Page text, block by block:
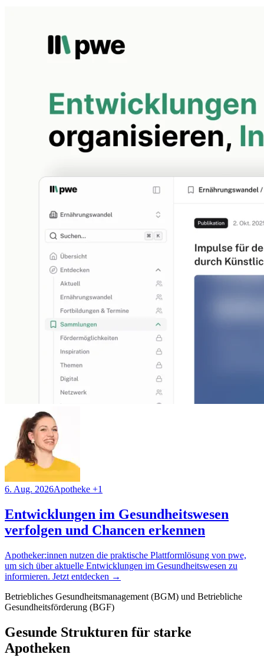
6. Aug. 2026Apotheke +1
Entwicklungen im Gesundheitswesen
verfolgen und Chancen erkennen
Apotheker:innen nutzen die praktische Plattformlösung von pwe,
um sich über aktuelle Entwicklungen im Gesundheitswesen zu
informieren. Jetzt entdecken →
Betriebliches Gesundheitsmanagement (BGM) und Betriebliche
Gesundheitsförderung (BGF)
Gesunde Strukturen für starke
Apotheken